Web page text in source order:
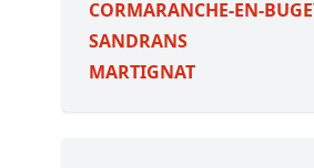
CORMARANCHE-EN-
SANDRANS
MARTIGNAT